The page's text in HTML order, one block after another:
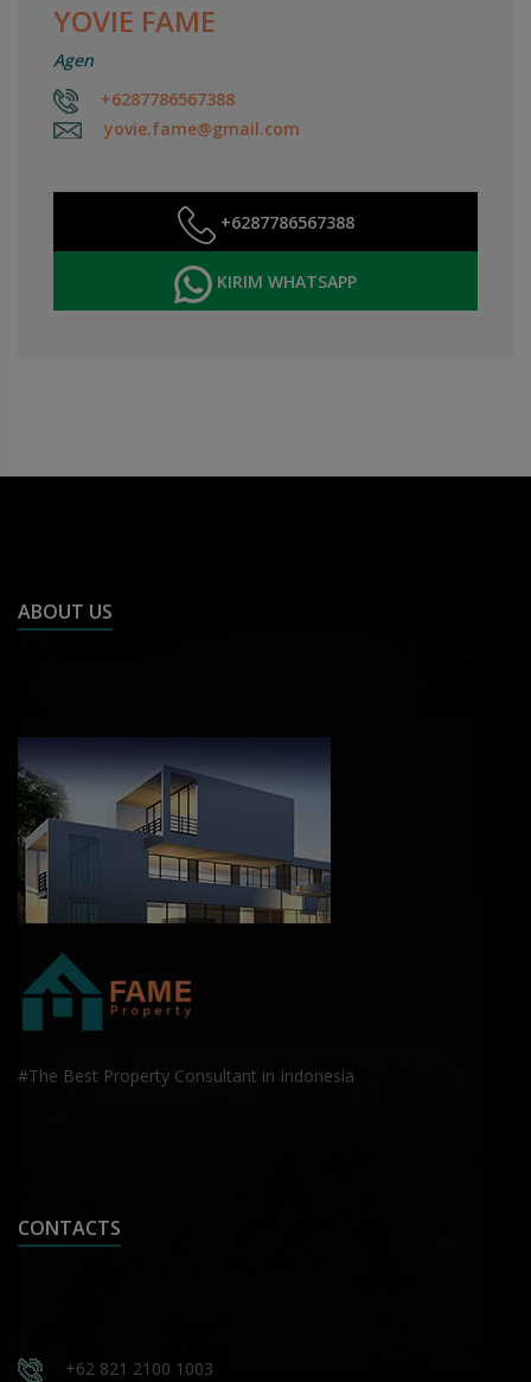
YOVIE FAME
Agen
+6287786567388
yovie.fame@gmail.com
+6287786567388
KIRIM WHATSAPP
ABOUT US
#The Best Property Consultant in Indonesia
CONTACTS
+62 821 2100 1003